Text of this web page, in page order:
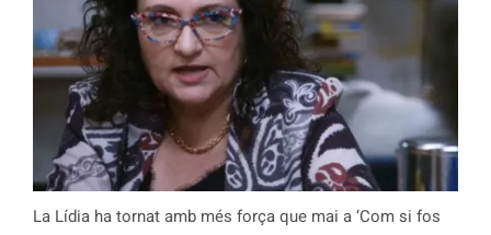
La Lídia ha tornat amb més força que mai a ‘Com si fos